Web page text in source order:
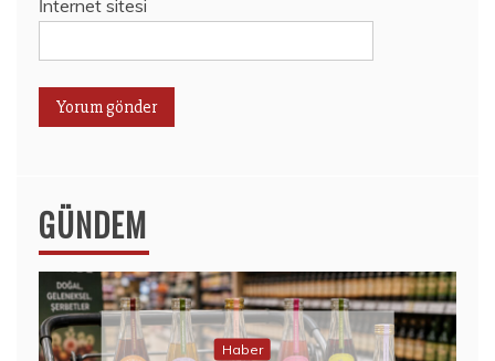
İnternet sitesi
GÜNDEM
Haber